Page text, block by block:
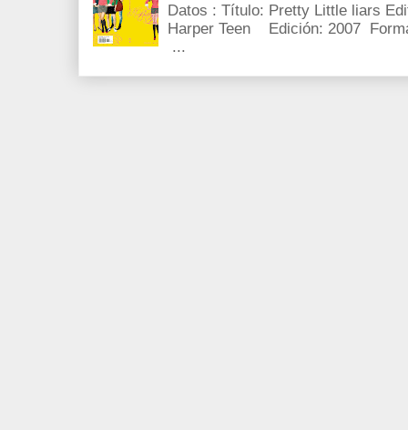
Datos : Título: Pretty Little liars
Harper Teen Edición: 2007
...